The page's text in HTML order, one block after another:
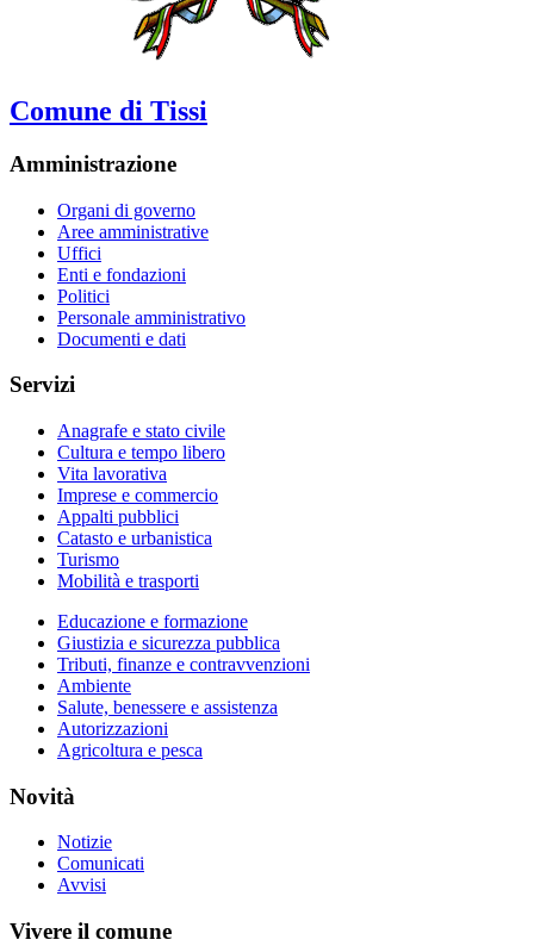
Comune di Tissi
Amministrazione
Organi di governo
Aree amministrative
Uffici
Enti e fondazioni
Politici
Personale amministrativo
Documenti e dati
Servizi
Anagrafe e stato civile
Cultura e tempo libero
Vita lavorativa
Imprese e commercio
Appalti pubblici
Catasto e urbanistica
Turismo
Mobilità e trasporti
Educazione e formazione
Giustizia e sicurezza pubblica
Tributi, finanze e contravvenzioni
Ambiente
Salute, benessere e assistenza
Autorizzazioni
Agricoltura e pesca
Novità
Notizie
Comunicati
Avvisi
Vivere il comune